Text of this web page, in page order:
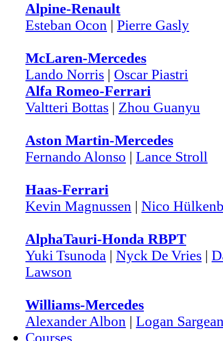
Alpine-Renault
Esteban Ocon | Pierre Gasly
McLaren-Mercedes
Lando Norris | Oscar Piastri
Alfa Romeo-Ferrari
Valtteri Bottas | Zhou Guanyu
Aston Martin-Mercedes
Fernando Alonso | Lance Stroll
Haas-Ferrari
Kevin Magnussen | Nico
AlphaTauri-Honda RBPT
Yuki Tsunoda | Nyck De Vries |
Lawson
Williams-Mercedes
Alexander Albon | Logan
Courses